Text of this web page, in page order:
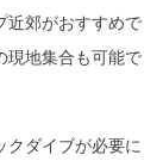
近郊がおすすめで
現地集合も可能で
クダイブが必要に